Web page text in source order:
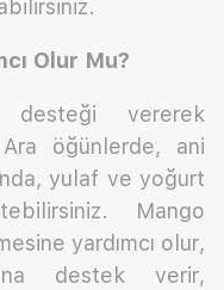
Olur Mu?
vererek
Ara öğünlerde, ani
yulaf ve yoğurt
Mango
yardımcı olur,
destek verir,